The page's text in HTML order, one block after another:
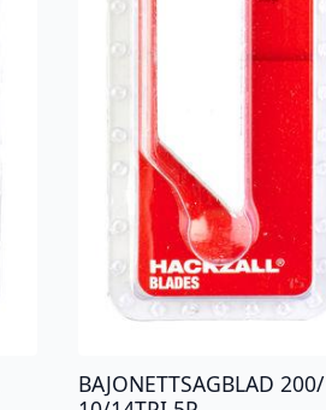
BAJONETTSAGBLAD 200/